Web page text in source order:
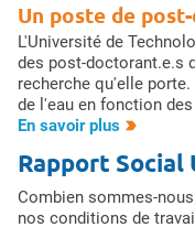
Un poste de
L'Université de
des post-doctorant.e.s
recherche qu'elle
de l'eau en fonction
En savoir plus
Rapport Social
Combien sommes-
nos conditions de